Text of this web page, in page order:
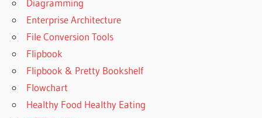
Diagramming
Enterprise Architecture
File Conversion Tools
Flipbook
Flipbook & Pretty Bookshelf
Flowchart
Healthy Food Healthy Eating